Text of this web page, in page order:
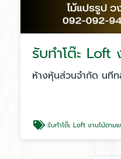
รับทำโต๊ะ Loft
ห้างหุ้นส่วนจำกัด นทีท
รับทำโต๊ะ Loft งานไม้ตาม